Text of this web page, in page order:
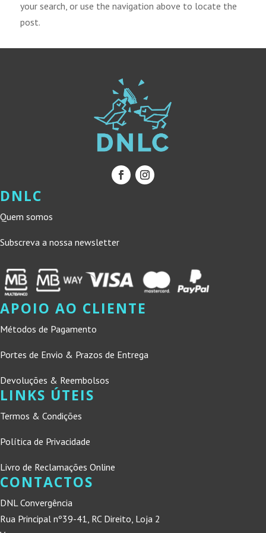
your search, or use the navigation above to locate the
post.
DNLC
Quem somos
Subscreva a nossa newsletter
APOIO AO CLIENTE
Métodos de Pagamento
Portes de Envio & Prazos de Entrega
Devoluções & Reembolsos
LINKS ÚTEIS
Termos & Condições
Política de Privacidade
Livro de Reclamações Online
CONTACTOS
DNL Convergência
Rua Principal nº39-41, RC Direito, Loja 2